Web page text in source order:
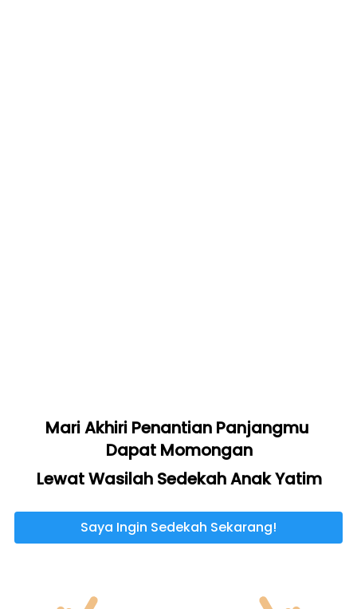
Mari Akhiri Penantian Panjangmu
Dapat Momongan
Lewat Wasilah Sedekah Anak Yatim
`Saya Ingin Sedekah Sekarang!